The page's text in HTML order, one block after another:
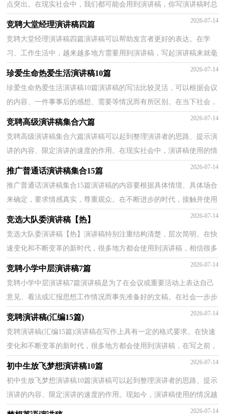
点突出。在现实社会中，我们都可能会用到演讲稿，你写演讲稿时总
是没有新意？下面是小编帮大家整理的动物是人类的好朋...
竞聘大堂经理演讲稿四篇 2026-07-14
竞聘大堂经理演讲稿四篇演讲稿可以帮助发言者更好的表达。在学
习、工作生活中，越来越多地方需要用到演讲稿，写起演讲稿来就毫
无头绪？下面是小编精心整理的竞聘大堂经理演讲稿4...
珍爱生命热爱生活演讲稿10篇 2026-07-14
珍爱生命热爱生活演讲稿10篇演讲稿的写法比较灵活，可以根据会议
的内容、一件事事后的感想、需要等情况而有所区别。在当下社会，
越来越多地方需要用到演讲稿，怎么写演讲稿才能避...
竞聘高级演讲稿集合六篇 2026-07-14
竞聘高级演讲稿集合六篇演讲稿可以起到整理演讲者的思路、提示演
讲的内容、限定演讲的速度的作用。在现实社会中，演讲稿使用的情
况越来越多，那么你有了解过演讲稿吗？下面是小编...
推广普通话演讲稿集合15篇 2026-07-14
推广普通话演讲稿集合15篇演讲稿的内容要根据具体情境、具体场合
来确定，要求情感真实，尊重观众。在不断进步的时代，接触并使用
演讲稿的人越来越多，那么你有了解过演讲稿吗？以下是...
竞选大队委演讲稿【热】 2026-07-14
竞选大队委演讲稿【热】演讲稿特别注重结构清楚，层次简明。在快
速变化和不断变革的新时代，很多地方都会使用到演讲稿，相信很多
朋友都对写演讲稿感到非常苦恼吧，以下是小编精心整...
竞聘小学中层演讲稿7篇 2026-07-14
竞聘小学中层演讲稿7篇演讲稿是为了在会议或重要活动上表达自己
意见、看法或汇报思想工作情况而事先准备好的文稿。在社会一步步
向前发展的今天，很多地方都会使用到演讲稿，来...
竞聘演讲稿(汇编15篇) 2026-07-14
竞聘演讲稿(汇编15篇)演讲稿在写作上具有一定的格式要求。在快速
变化和不断变革的新时代，很多地方都会使用到演讲稿，在写之前，
可以先参考范文，以下是小编收集整理的竞聘演讲稿，仅...
初中生放飞梦想演讲稿10篇 2026-07-14
初中生放飞梦想演讲稿10篇演讲稿可以起到整理演讲者的思路、提示
演讲的内容、限定演讲的速度的作用。现如今，演讲稿使用的情况越
来越多，你所见过的演讲稿是什么样的呢？以下是小...
2026-07-14